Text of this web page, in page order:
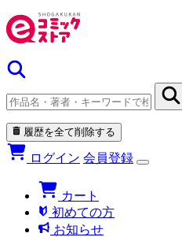
履歴を全て削除する
ログイン 会員登録
カート
初めての方
お知らせ